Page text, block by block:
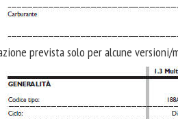
prevista solo per alcune versioni/